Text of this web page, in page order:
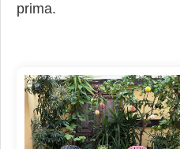
prima.